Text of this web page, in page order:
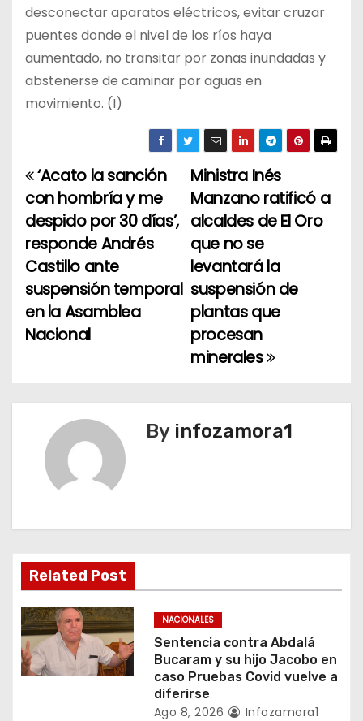
desconectar aparatos eléctricos, evitar cruzar
puentes donde el nivel de los ríos haya
aumentado, no transitar por zonas inundadas y
abstenerse de caminar por aguas en
movimiento. (I)
N
a
v
e
g
d
e
e
n
t
Ministra Inés
Manzano ratificó a
alcaldes de El Oro
que no se
levantará la
suspensión de
plantas que
procesan
minerales
‘Acato la sanción
con hombría y me
despido por 30 días’,
responde Andrés
Castillo ante
suspensión temporal
en la Asamblea
Nacional
By infozamora1
Related Post
NACIONALES
Sentencia contra Abdalá
Bucaram y su hijo Jacobo en
caso Pruebas Covid vuelve a
diferirse
Ago 8, 2026 Infozamora1